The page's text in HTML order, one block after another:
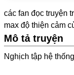
Mature
Trọng Sinh
Doujinshi
các fan đọc truyện
max độ thiện cảm
Mô tả truyện
Nghịch tập hệ